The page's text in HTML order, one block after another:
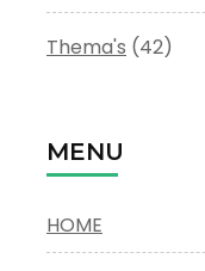
Thema's (42)
MENU
HOME